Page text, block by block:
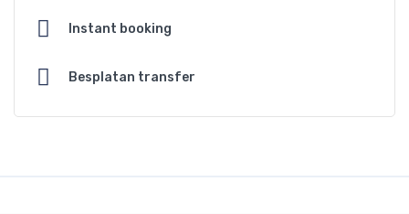
Instant booking
Besplatan transfer